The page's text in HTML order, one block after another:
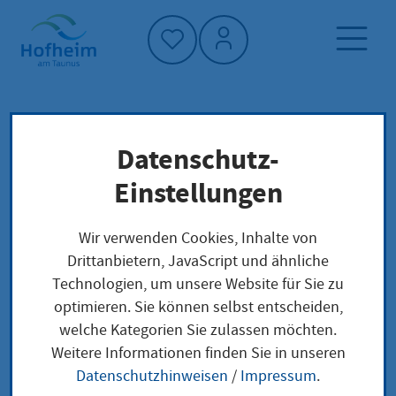
Startseite"
Neuigkeiten und Ausschreibungen
Neue Schiedsperson für den Bezirk Hofheim
gesucht
Neue Schiedsperson
Datenschutz-
Einstellungen
Wir verwenden Cookies, Inhalte von
Drittanbietern, JavaScript und ähnliche
Technologien, um unsere Website für Sie zu
optimieren. Sie können selbst entscheiden,
welche Kategorien Sie zulassen möchten.
Weitere Informationen finden Sie in unseren
Datenschutzhinweisen / Impressum.